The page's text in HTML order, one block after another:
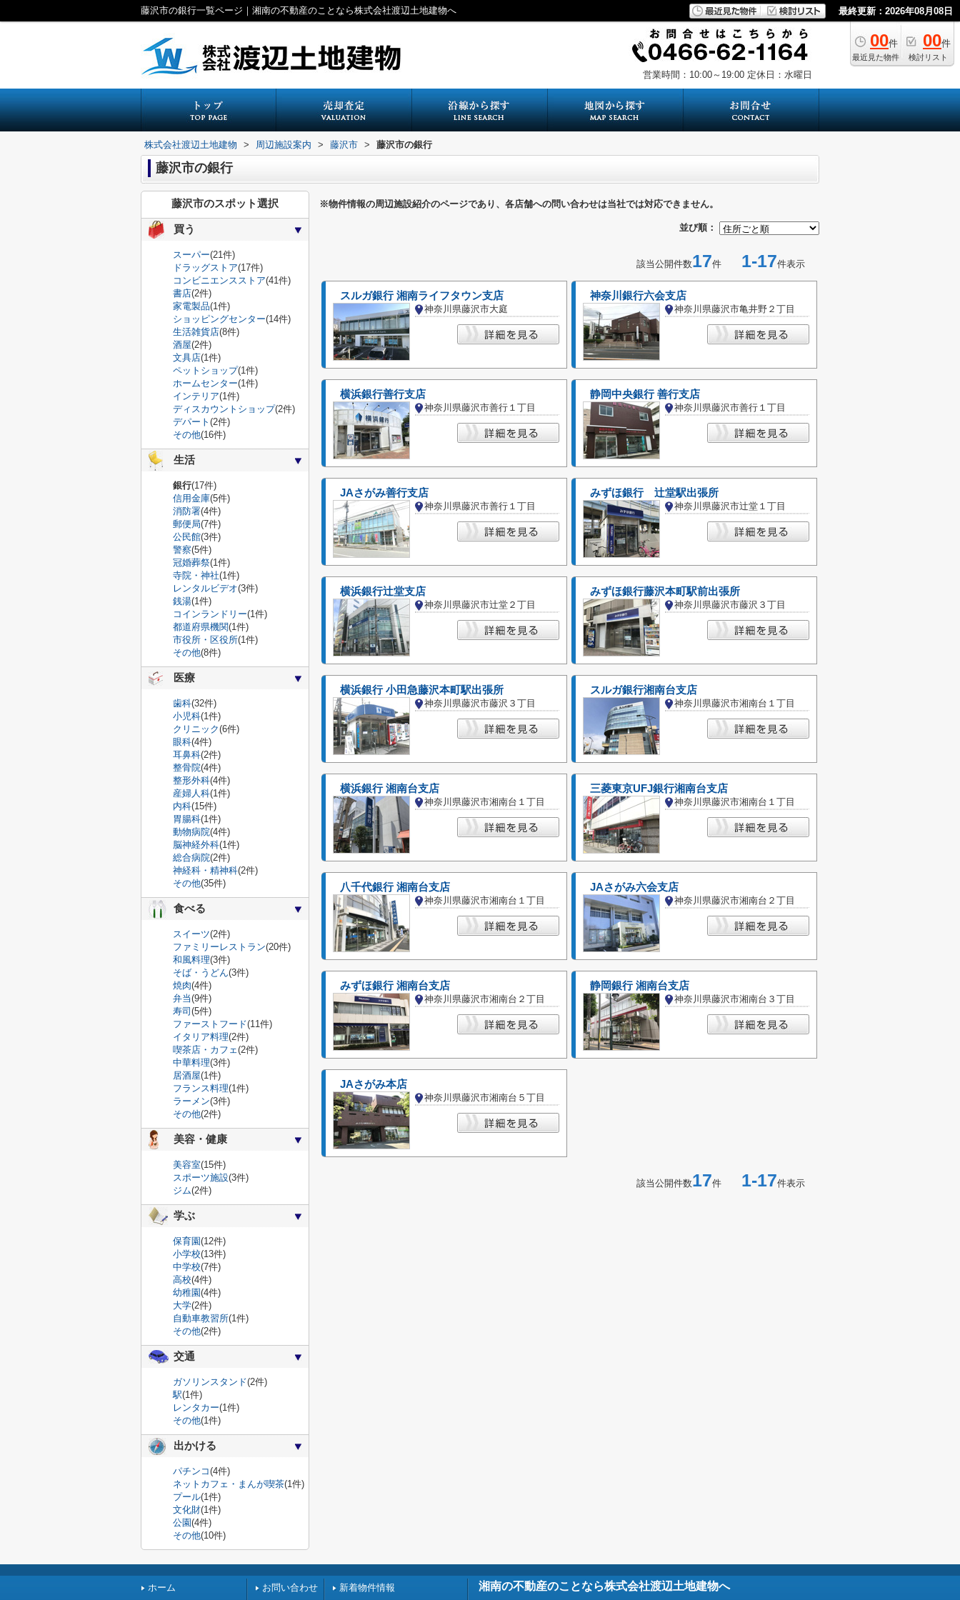
藤沢市の銀行一覧ページ｜湘南の不動産のことなら株式会社渡辺土地建物へ 最終更新：2026年08月08日
00件
最近見た物件
00件
検討リスト
営業時間：10:00～19:00 定休日：水曜日
株式会社渡辺土地建物 > 周辺施設案内 > 藤沢市 > 藤沢市の銀行
藤沢市の銀行
※物件情報の周辺施設紹介のページであり、各店舗への問い合わせは当社では対応できません。
並び順：
該当公開件数17件 1-17件表示
スルガ銀行 湘南ライフタウン支店
神奈川県藤沢市大庭
神奈川銀行六会支店
神奈川県藤沢市亀井野２丁目
横浜銀行善行支店
神奈川県藤沢市善行１丁目
静岡中央銀行 善行支店
神奈川県藤沢市善行１丁目
JAさがみ善行支店
神奈川県藤沢市善行１丁目
みずほ銀行 辻堂駅出張所
神奈川県藤沢市辻堂１丁目
横浜銀行辻堂支店
神奈川県藤沢市辻堂２丁目
みずほ銀行藤沢本町駅前出張所
神奈川県藤沢市藤沢３丁目
横浜銀行 小田急藤沢本町駅出張所
神奈川県藤沢市藤沢３丁目
スルガ銀行湘南台支店
神奈川県藤沢市湘南台１丁目
横浜銀行 湘南台支店
神奈川県藤沢市湘南台１丁目
三菱東京UFJ銀行湘南台支店
神奈川県藤沢市湘南台１丁目
八千代銀行 湘南台支店
神奈川県藤沢市湘南台１丁目
JAさがみ六会支店
神奈川県藤沢市湘南台２丁目
みずほ銀行 湘南台支店
神奈川県藤沢市湘南台２丁目
静岡銀行 湘南台支店
神奈川県藤沢市湘南台３丁目
JAさがみ本店
神奈川県藤沢市湘南台５丁目
該当公開件数17件 1-17件表示
藤沢市のスポット選択
買う
スーパー(21件)
ドラッグストア(17件)
コンビニエンスストア(41件)
書店(2件)
家電製品(1件)
ショッピングセンター(14件)
生活雑貨店(8件)
酒屋(2件)
文具店(1件)
ペットショップ(1件)
ホームセンター(1件)
インテリア(1件)
ディスカウントショップ(2件)
デパート (2件)
その他(16件)
生活
銀行(17件)
信用金庫(5件)
消防署(4件)
郵便局(7件)
公民館(3件)
警察(5件)
冠婚葬祭(1件)
寺院・神社(1件)
レンタルビデオ(3件)
銭湯(1件)
コインランドリー(1件)
都道府県機関(1件)
市役所・区役所(1件)
その他(8件)
医療
歯科(32件)
小児科(1件)
クリニック(6件)
眼科(4件)
耳鼻科(2件)
整骨院(4件)
整形外科(4件)
産婦人科(1件)
内科(15件)
胃腸科(1件)
動物病院(4件)
脳神経外科(1件)
総合病院(2件)
神経科・精神科(2件)
その他(35件)
食べる
スイーツ(2件)
ファミリーレストラン(20件)
和風料理(3件)
そば・うどん(3件)
焼肉(4件)
弁当(9件)
寿司 (5件)
ファーストフード(11件)
イタリア料理(2件)
喫茶店・カフェ(2件)
中華料理(3件)
居酒屋(1件)
フランス料理(1件)
ラーメン(3件)
その他(2件)
美容・健康
美容室(15件)
スポーツ施設(3件)
ジム(2件)
学ぶ
保育園(12件)
小学校(13件)
中学校(7件)
高校(4件)
幼稚園(4件)
大学(2件)
自動車教習所(1件)
その他(2件)
交通
ガソリンスタンド(2件)
駅(1件)
レンタカー(1件)
その他(1件)
出かける
パチンコ(4件)
ネットカフェ・まんが喫茶(1件)
プール(1件)
文化財(1件)
公園(4件)
その他(10件)
ホーム お問い合わせ 新着物件情報 湘南の不動産のことなら株式会社渡辺土地建物へ